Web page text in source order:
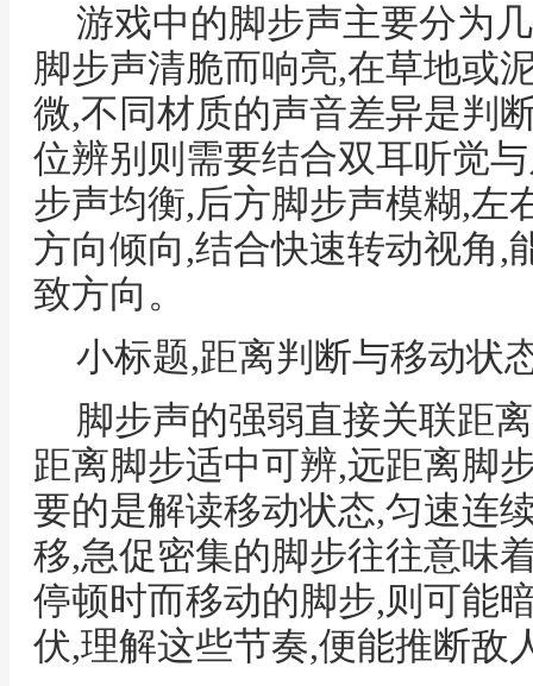
游戏中的脚步声主要分为
脚步声清脆而响亮,在草地或
微,不同材质的声音差异是判
位辨别则需要结合双耳听觉
步声均衡,后方脚步声模糊,左
方向倾向,结合快速转动视角,
致方向。
小标题,距离判断与移动状
脚步声的强弱直接关联距
距离脚步适中可辨,远距离脚
要的是解读移动状态,匀速连
移,急促密集的脚步往往意味
停顿时而移动的脚步,则可能
伏,理解这些节奏,便能推断敌